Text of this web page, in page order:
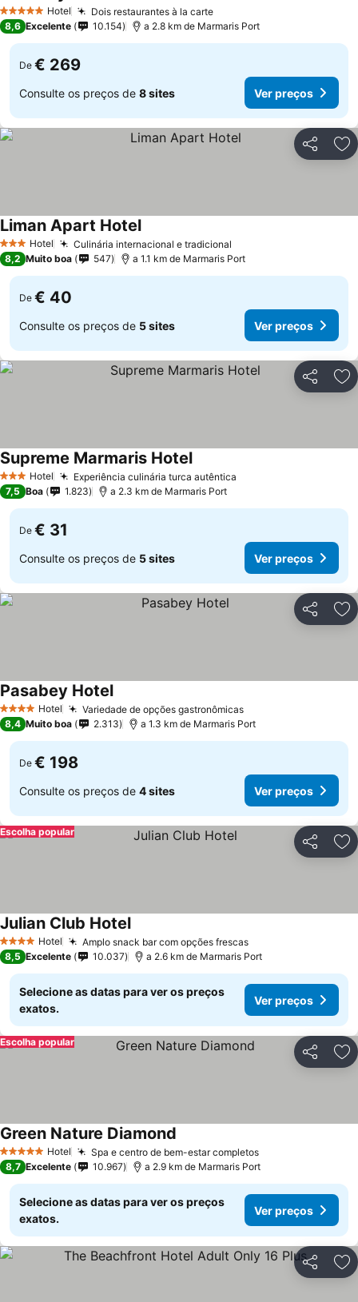
5 Estrelas Hotel Dois restaurantes à la carte
8,6 Excelente 10.154 a 2.8 km de Marmaris Port
De € 269
Consulte os preços de 8 sites Ver preços
Partilhar
3 EstrelasHotel Culinária internacional e tradicional
Liman Apart Hotel
8,2 Muito boa 547 a 1.1 km de Marmaris Port
De € 40
Consulte os preços de 5 sites Ver preços
Partilhar
3 EstrelasHotel Experiência culinária turca autêntica
Supreme Marmaris Hotel
7,5 Boa 1.823 a 2.3 km de Marmaris Port
De € 31
Consulte os preços de 5 sites Ver preços
Partilhar
4 EstrelasHotel Variedade de opções gastronômicas
Pasabey Hotel
8,4 Muito boa 2.313 a 1.3 km de Marmaris Port
De € 198
Consulte os preços de 4 sites Ver preços
Partilhar
Escolha popular
4 EstrelasHotel Amplo snack bar com opções frescas
Julian Club Hotel
8,5 Excelente 10.037 a 2.6 km de Marmaris Port
Selecione as datas para ver os preços
exatos.
Ver preços
Partilhar
Escolha popular
5 Estrelas Hotel Spa e centro de bem-estar completos
Green Nature Diamond
8,7 Excelente 10.967 a 2.9 km de Marmaris Port
Selecione as datas para ver os preços
exatos.
Ver preços
Partilhar